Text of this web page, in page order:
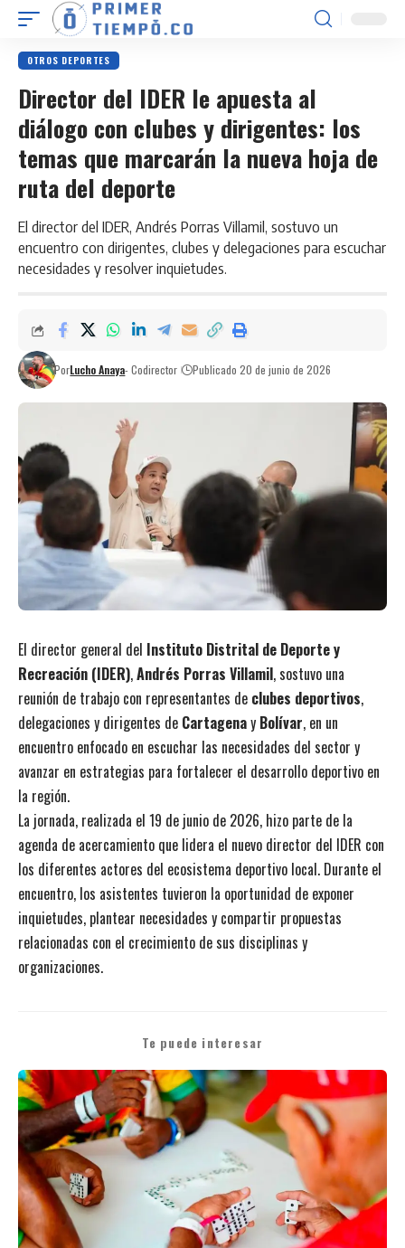
OTROS DEPORTES
Director del IDER le apuesta al
diálogo con clubes y dirigentes: los
temas que marcarán la nueva hoja de
ruta del deporte
El director del IDER, Andrés Porras Villamil, sostuvo un
encuentro con dirigentes, clubes y delegaciones para escuchar
necesidades y resolver inquietudes.
PorLucho Anaya- Codirector Publicado 20 de junio de 2026
El director general del Instituto Distrital de Deporte y
Recreación (IDER),Andrés Porras Villamil, sostuvo una
reunión de trabajo con representantes de clubes deportivos,
delegaciones y dirigentes de Cartagenay Bolívar, en un
encuentro enfocado en escuchar las necesidades del sector y
avanzar en estrategias para fortalecer el desarrollo deportivo en
la región.
La jornada, realizada el 19 de junio de 2026, hizo parte de la
agenda de acercamiento que lidera el nuevo director del IDER con
los diferentes actores del ecosistema deportivo local. Durante el
encuentro, los asistentes tuvieron la oportunidad de exponer
inquietudes, plantear necesidades y compartir propuestas
relacionadas con el crecimiento de sus disciplinas y
organizaciones.
Te puede interesar